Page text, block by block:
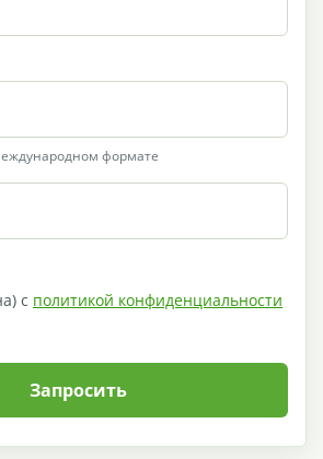
формате
с политикой конфиденциальности
Запросить